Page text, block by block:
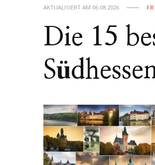
AKTUALISIERT AM 06.08.2026
Die 15